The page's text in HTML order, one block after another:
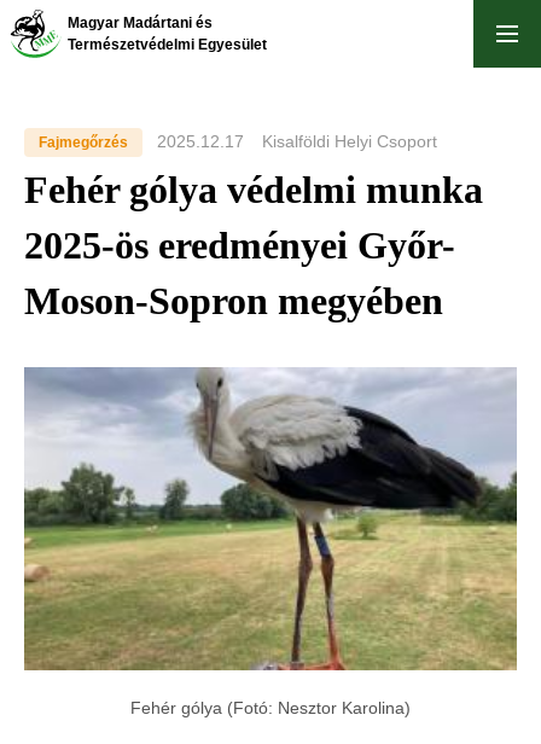
Ugrás
Magyar Madártani és
Természetvédelmi Egyesület
Fajmegőrzés 2025.12.17 Kisalföldi Helyi Csoport
Fehér gólya védelmi munka
2025-ös eredményei Győr-
Moson-Sopron megyében
Fehér gólya (Fotó: Nesztor Karolina)